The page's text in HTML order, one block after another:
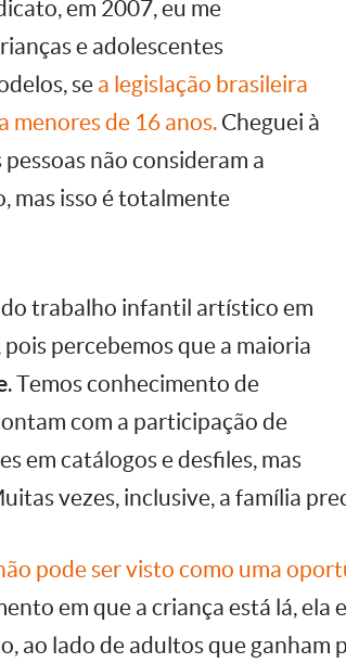
em 2007, eu me
e adolescentes
se a legislação brasileira
menores de 16 anos. Cheguei à
não consideram a
mas isso é totalmente
trabalho infantil artístico em
percebemos que a maioria
. Temos conhecimento de
com a participação de
em catálogos e desfiles, mas
vezes, inclusive, a família
pode ser visto como uma
em que a criança está lá,
ao lado de adultos que ganham